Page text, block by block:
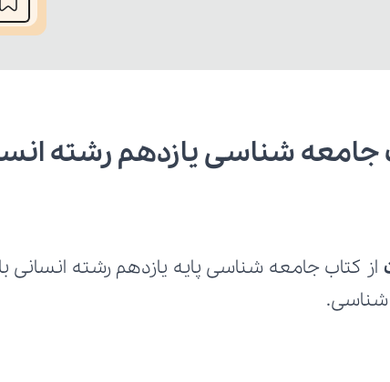
شناسی یازدهم رشته
شناسی.